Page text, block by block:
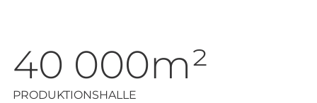
40 000m²
PRODUKTIONSHALLE